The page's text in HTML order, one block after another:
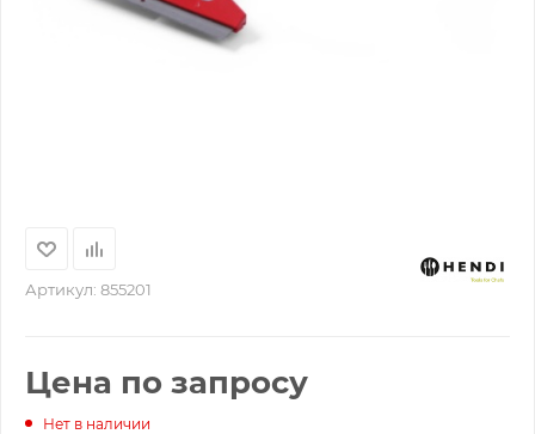
Артикул: 855201
Цена по запросу
Нет в наличии